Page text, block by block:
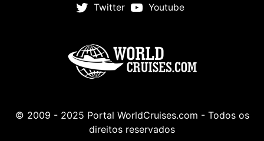
Twitter
Youtube
© 2009 - 2025 Portal WorldCruises.com - Todos os
direitos reservados